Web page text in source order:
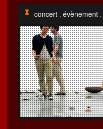
concert , évènement ,